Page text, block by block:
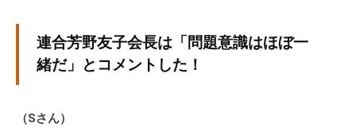
連合芳野友子会長は「問題意識はほぼ一
緒だ」とコメントした！
（Sさん）